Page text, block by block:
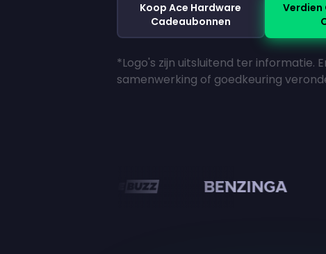
Koop Ace Hardware
Cadeaubonnen
Verdien
*Logo's zijn uitsluitend ter informatie.
samenwerking of goedkeuring